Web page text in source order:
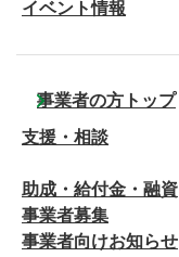
イベント情報
事業者の方トップ
支援・相談
助成・給付金・融資
事業者募集
事業者向けお知らせ